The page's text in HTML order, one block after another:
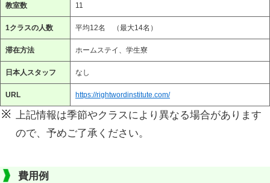
教室数 11
1クラスの人数 平均12名 （最大14名）
滞在方法 ホームステイ、学生寮
日本人スタッフ なし
URL https://rightwordinstitute.com/
上記情報は季節やクラスにより異なる場合があります
ので、予めご了承ください。
費用例